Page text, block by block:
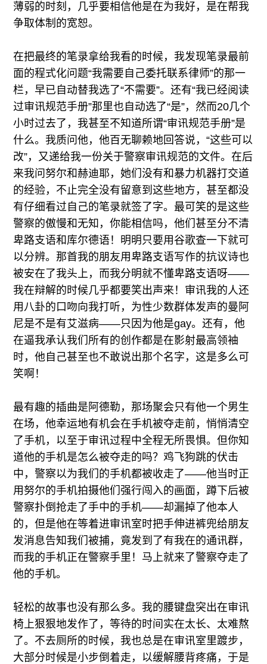
薄弱的时刻，几乎要相信他是在为我好，是在帮我
争取体制的宽恕。
在把最终的笔录拿给我看的时候，我发现笔录最前
面的程式化问题“我需要自己委托联系律师”的那一
栏，早已自动替我选了“不需要”。还有“我已经阅读
过审讯规范手册”那里也自动选了“是”，然而20几个
小时过去了，我甚至不知道所谓“审讯规范手册”是
什么。我质问他，他百无聊赖地回答说，“这些可以
改”，又递给我一份关于警察审讯规范的文件。在后
来我问努尔和赫迪耶，她们没有和暴力机器打交道
的经验，不止完全没有留意到这些地方，甚至都没
有仔细看过自己的笔录就签了字。最可笑的是这些
警察的傲慢和无知，你能相信吗，他们甚至分不清
卑路支语和库尔德语！明明只要用谷歌查一下就可
以分辨。那首我的朋友用卑路支语写作的抗议诗也
被安在了我头上，而我分明就不懂卑路支语呀——
我在辩解的时候几乎都要笑出声来！审讯我的人还
用八卦的口吻向我打听，为性少数群体发声的曼阿
尼是不是有艾滋病——只因为他是gay。还有，他
在逼我承认我们所有的创作都是在影射最高领袖
时，他自己甚至也不敢说出那个名字，这是多么可
笑啊！
最有趣的插曲是阿德勒，那场聚会只有他一个男生
在场，他幸运地有机会在手机被夺走前，悄悄清空
了手机，以至于审讯过程中全程无所畏惧。但你知
道他的手机是怎么被夺走的吗？鸡飞狗跳的伏击
中，警察以为我们的手机都被收走了——他当时正
用努尔的手机拍摄他们强行闯入的画面，蹲下后被
警察扑倒抢走了手中的手机——却漏掉了他本人
的，但是他在等着进审讯室时把手伸进裤兜给朋友
发消息告知我们被捕，竟发到了有我在的通讯群，
而我的手机正在警察手里！马上就来了警察夺走了
他的手机。
轻松的故事也没有那么多。我的腰键盘突出在审讯
椅上狠狠地发作了，等待的时间实在太长、太难熬
了。不去厕所的时候，我也总是在审讯室里踱步，
大部分时候是小步倒着走，以缓解腰背疼痛，于是